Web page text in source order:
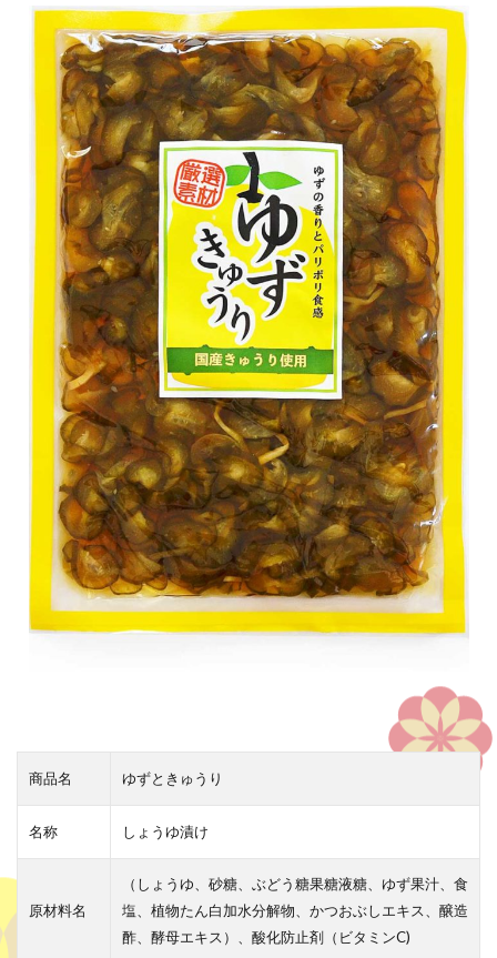
商品名 ゆずときゅうり
名称 しょうゆ漬け
原材料名
（しょうゆ、砂糖、ぶどう糖果糖液糖、ゆず果汁、食
塩、植物たん白加水分解物、かつおぶしエキス、醸造
酢、酵母エキス）、酸化防止剤（ビタミンC)